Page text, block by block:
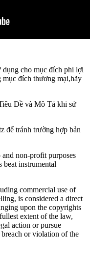
dụng cho mục đích phi lợi
mục đích thương mại,hãy
Đề và Mô Tả khi sử
để tránh trường hợp bản
non-profit purposes
beat instrumental
commercial use of
is considered a direct
upon the copyrights
extent of the law,
action or pursue
or violation of the